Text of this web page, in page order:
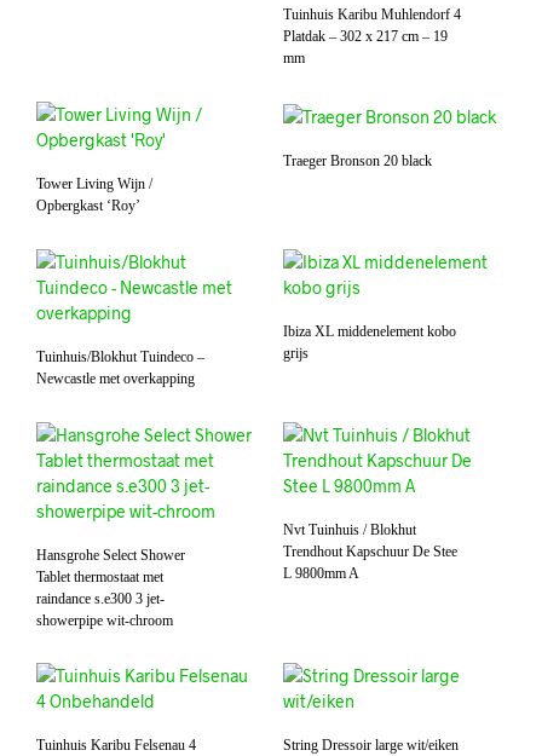
Tuinhuis Karibu Muhlendorf 4
Platdak – 302 x 217 cm – 19
mm
Tower Living Wijn /
Opbergkast ‘Roy’
Traeger Bronson 20 black
Tuinhuis/Blokhut Tuindeco –
Newcastle met overkapping
Ibiza XL middenelement kobo
grijs
Hansgrohe Select Shower
Tablet thermostaat met
raindance s.e300 3 jet-
showerpipe wit-chroom
Nvt Tuinhuis / Blokhut
Trendhout Kapschuur De Stee
L 9800mm A
Tuinhuis Karibu Felsenau 4
String Dressoir large wit/eiken